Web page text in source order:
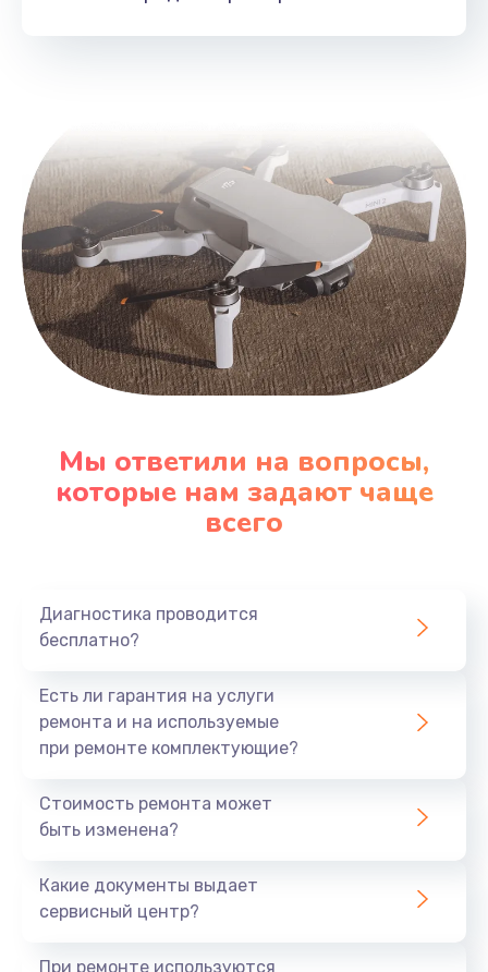
Мы ответили на вопросы,
которые нам задают чаще
всего
Диагностика проводится
бесплатно?
Есть ли гарантия на услуги
ремонта и на используемые
при ремонте комплектующие?
Стоимость ремонта может
быть изменена?
Какие документы выдает
сервисный центр?
При ремонте используются